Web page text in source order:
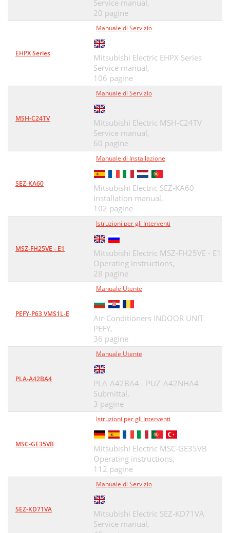
Service manual,
20 pagine
EHPX Series
Manuale di Servizio
Mitsubishi Electric EHPX Series
Service manual,
106 pagine
MSH-C24TV
Manuale di Servizio
Mitsubishi Electric MSH-C24TV
Service manual,
60 pagine
SEZ-KA60
Manuale di Installazione
Mitsubishi Electric SEZ-KA60
Installation manual,
102 pagine
MSZ-FH25VE - E1
Istruzioni per gli Interventi
Mitsubishi Electric MSZ-FH25VE - E1
Operating instructions,
28 pagine
PEFY-P63 VMS1L-E
Manuale Utente
Air-Conditioners INDOOR UNIT
PEFY,
36 pagine
PLA-A42BA4
Manuale Utente
PLA-A42BA4 - PUZ-A42NHA4
Submittal,
3 pagine
MSC-GE35VB
Istruzioni per gli Interventi
Mitsubishi Electric MSC-GE35VB
Operating instructions,
112 pagine
SEZ-KD71VA
Manuale di Servizio
Mitsubishi Electric SEZ-KD71VA
Service manual,